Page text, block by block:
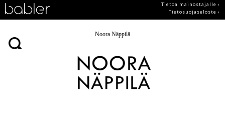
Tietoa mainostajalle ›
Tietosuojaseloste ›
Noora Näppilä